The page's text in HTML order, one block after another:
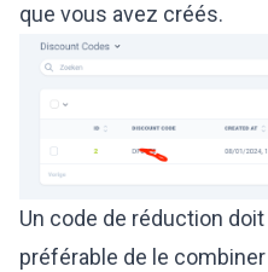
que vous avez créés.
Un code de réduction
préférable de le